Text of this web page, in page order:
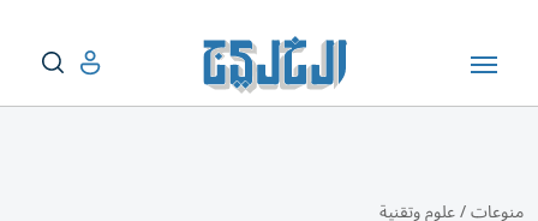
منوعات/علوم وتقنية